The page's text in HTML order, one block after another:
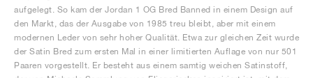
aufgelegt. So kam der Jordan 1 OG Bred Banned in einem Design auf
den Markt, das der Ausgabe von 1985 treu bleibt, aber mit einem
modernen Leder von sehr hoher Qualität. Etwa zur gleichen Zeit wurde
der Satin Bred zum ersten Mal in einer limitierten Auflage von nur 501
Paaren vorgestellt. Er besteht aus einem samtig weichen Satinstoff,